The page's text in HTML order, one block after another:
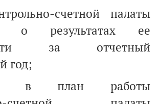
счетной палаты
о результатах ее
за отчетный
год;
в план работы